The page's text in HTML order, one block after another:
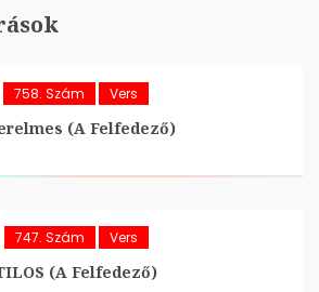
758. Szám Vers
(A Felfedező)
747. Szám Vers
(A Felfedező)